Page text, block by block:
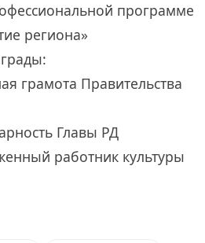
программе
региона»
грамота Правительства
Главы РД
работник культуры